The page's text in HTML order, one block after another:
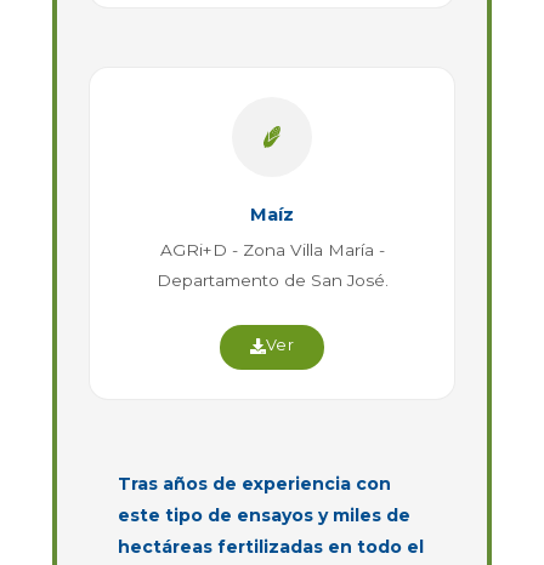
Maíz
AGRi+D - Zona Villa María -
Departamento de San José.
Ver
Tras años de experiencia con
este tipo de ensayos y miles de
hectáreas fertilizadas en todo el